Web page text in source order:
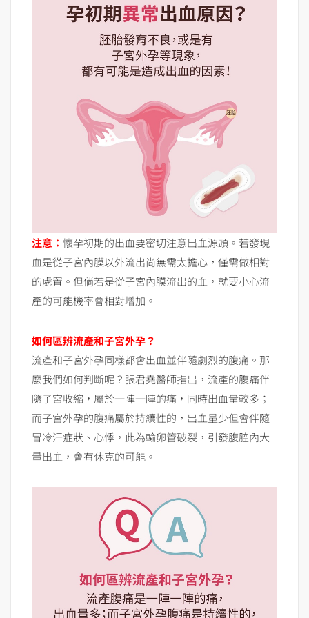
注意： 懷孕初期的出血要密切注意出血源頭。若發現
血是從子宮內膜以外流出尚無需太擔心，僅需做相對
的處置。但倘若是從子宮內膜流出的血，就要小心流
產的可能機率會相對增加。
如何區辨流產和子宮外孕？
流產和子宮外孕同樣都會出血並伴隨劇烈的腹痛。那
麼我們如何判斷呢？張君堯醫師指出，流產的腹痛伴
隨子宮收縮，屬於一陣一陣的痛，同時出血量較多；
而子宮外孕的腹痛屬於持續性的，出血量少但會伴隨
冒冷汗症狀、心悸，此為輸卵管破裂，引發腹腔內大
量出血，會有休克的可能。